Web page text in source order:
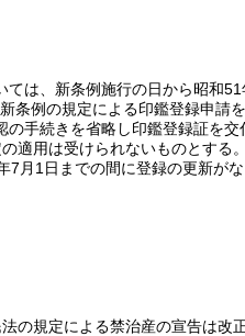
は、新条例施行の日から昭和
条例の規定による印鑑登録申請
手続きを省略し印鑑登録証を交
適用は受けられないものとする。
月1日までの間に登録の更新が
の規定による禁治産の宣告は改